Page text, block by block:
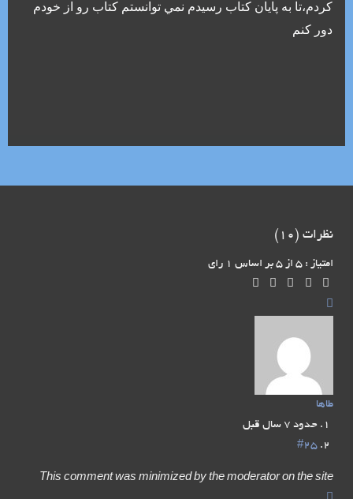
کردم،تا به پايان کتاب رسيدم نمي توانستم کتاب رو از خودم
دور کنم
نظرات ( 10
)
امتیاز : 5 از 5 بر اساس 1 رای
طاها
حدود 7 سال قبل
#25
This comment was minimized by the moderator on the site